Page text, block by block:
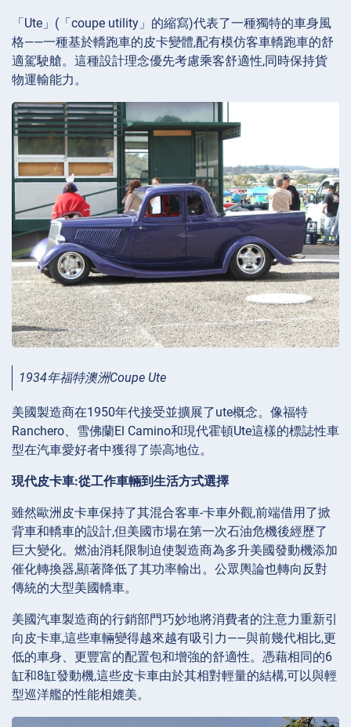
「Ute」(「coupe utility」的縮寫)代表了一種獨特的車身風
格——一種基於轎跑車的皮卡變體,配有模仿客車轎跑車的舒
適駕駛艙。這種設計理念優先考慮乘客舒適性,同時保持貨
物運輸能力。
1934年福特澳洲Coupe Ute
美國製造商在1950年代接受並擴展了ute概念。像福特
Ranchero、雪佛蘭El Camino和現代霍頓Ute這樣的標誌性車
型在汽車愛好者中獲得了崇高地位。
現代皮卡車:從工作車輛到生活方式選擇
雖然歐洲皮卡車保持了其混合客車-卡車外觀,前端借用了掀
背車和轎車的設計,但美國市場在第一次石油危機後經歷了
巨大變化。燃油消耗限制迫使製造商為多升美國發動機添加
催化轉換器,顯著降低了其功率輸出。公眾輿論也轉向反對
傳統的大型美國轎車。
美國汽車製造商的行銷部門巧妙地將消費者的注意力重新引
向皮卡車,這些車輛變得越來越有吸引力——與前幾代相比,更
低的車身、更豐富的配置包和增強的舒適性。憑藉相同的6
缸和8缸發動機,這些皮卡車由於其相對輕量的結構,可以與輕
型巡洋艦的性能相媲美。